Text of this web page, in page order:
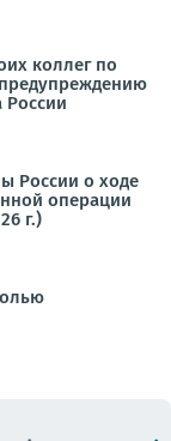
коллег по
России
России о ходе
операции
г.)